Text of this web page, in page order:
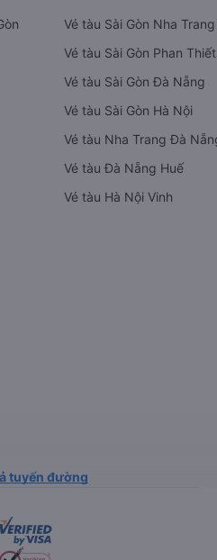
Vé tàu Sài Gòn Nha Trang
Vé tàu Sài Gòn Phan Thiết
Vé tàu Sài Gòn Đà Nẵng
Vé tàu Sài Gòn Hà Nội
Vé tàu Nha Trang Đà
Vé tàu Đà Nẵng Huế
Vé tàu Hà Nội Vinh
tuyến đường